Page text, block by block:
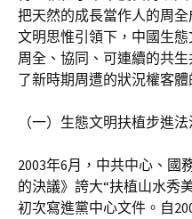
把天然的成長當作人的周
文明思惟引領下，中國生
周全、協同、可連續的共
了新時期周遭的狀況權客體
（一）生態文明扶植步進
2003年6月，中共中心、國
的決議》誇大“扶植山水秀
初次寫進黨中心文件。自